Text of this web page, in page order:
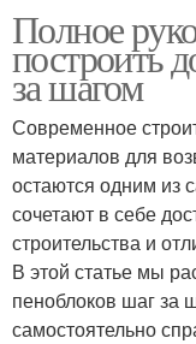
Полное
построить
за шагом
Современное
материалов для
остаются одним из
сочетают в себе
строительства и
В этой статье мы
пеноблоков шаг за
самостоятельно